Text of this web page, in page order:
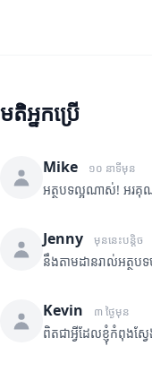
មតិអ្នកប្រើ
Mike ១០ នាទីមុន
អត្ថបទល្អណាស់! អរគុ
Jenny មុននេះបន្តិច
នឹងតាមដានរាល់អត្ថបទ
Kevin ៣ ថ្ងៃមុន
ពិតជាអ្វីដែលខ្ញុំកំពុងស្វ